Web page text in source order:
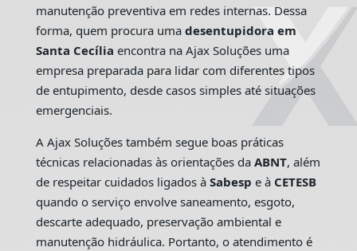
manutenção preventiva em redes internas. Dessa
forma, quem procura uma desentupidora em
Santa Cecília encontra na Ajax Soluções uma
empresa preparada para lidar com diferentes tipos
de entupimento, desde casos simples até situações
emergenciais.
A Ajax Soluções também segue boas práticas
técnicas relacionadas às orientações da ABNT, além
de respeitar cuidados ligados à Sabesp e à CETESB
quando o serviço envolve saneamento, esgoto,
descarte adequado, preservação ambiental e
manutenção hidráulica. Portanto, o atendimento é